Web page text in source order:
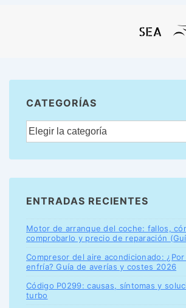
CATEGORÍAS
ENTRADAS RECIENTES
Motor de arranque del coche: fallos,
comprobarlo y precio de reparación
Compresor del aire acondicionado:
enfría? Guía de averías y costes 2026
Código P0299: causas, síntomas y
turbo